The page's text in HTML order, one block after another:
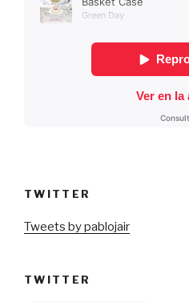
TWITTER
Tweets by pablojair
TWITTER